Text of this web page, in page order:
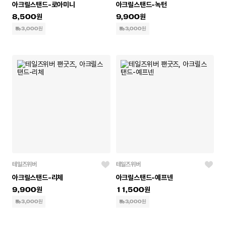
아크릴스탠드-로아미니
8,500
3,000원
아크릴스탠드-녹턴
9,900
3,000원
테일즈위버
아크릴스탠드-리체
9,900
3,000원
테일즈위버
아크릴스탠드-예프넨
11,500
3,000원